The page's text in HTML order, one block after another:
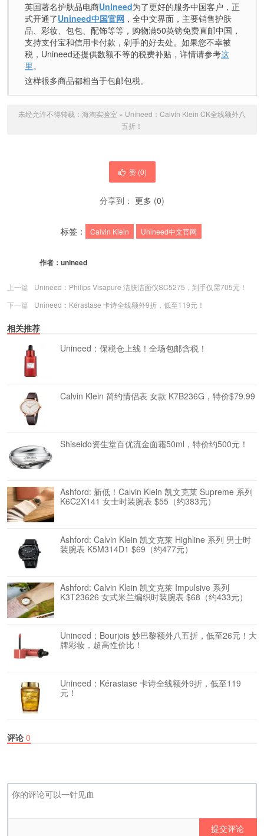
英国著名护肤品电商Unineed为了更好的服务中国客户，正
式开通了Unineed中国官网 ，全中文界面，主要销售护肤
品、彩妆、包包、配饰等等，购物满50英镑免费直邮中国，
支持支付宝和信用卡付款，剁手的好去处。如果您不幸被
税，Unineed还提供数额不等的税费补贴，详情请参考这
里。
这样很多商品都相当于包邮包税。
未经允许不得转载： 海淘实验室 » Unineed：Calvin Klein CK全线额外八
五折！
赞 (0)
分享到： 更多 (0)
标签： Calvin Klein Unineed中文官网
作者： unineed
上一篇
Unineed：Philips Visapure 洁肤洁面仪SC5275，到手仅需705元！
下一篇
Unineed：Kérastase 卡诗全线额外9折，低至119元！
相关推荐
Unineed：保税仓上线！全场包邮含税！
Calvin Klein 简约情侣表 女款 K7B236G，特价$79.99
Shiseido资生堂百优流金面霜50ml，特价约500元！
Ashford: 新低！Calvin Klein 凯文克莱 Supreme 系列
K6C2X141 女士时装腕表 $55（约383元）
Ashford: Calvin Klein 凯文克莱 Highline 系列 男士时
装腕表 K5M314D1 $69（约477元）
Ashford: Calvin Klein 凯文克莱 Impulsive 系列
K3T23626 女式米兰编织时装腕表 $68（约433元）
Unineed：Bourjois 妙巴黎额外八五折，低至26元！大
牌彩妆，超高性价比！
Unineed：Kérastase 卡诗全线额外9折，低至119
元！
评论 0
提交评论